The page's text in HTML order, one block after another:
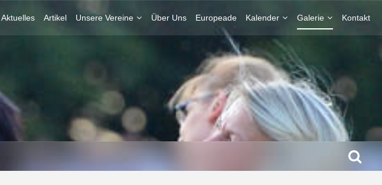
Aktuelles Artikel Unsere Vereine Über Uns Europeade Kalender Galerie Kontakt